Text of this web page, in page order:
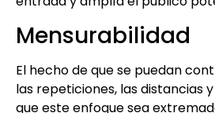
Mensurabilidad
El hecho de que se puedan
las repeticiones, las distancias
que este enfoque sea